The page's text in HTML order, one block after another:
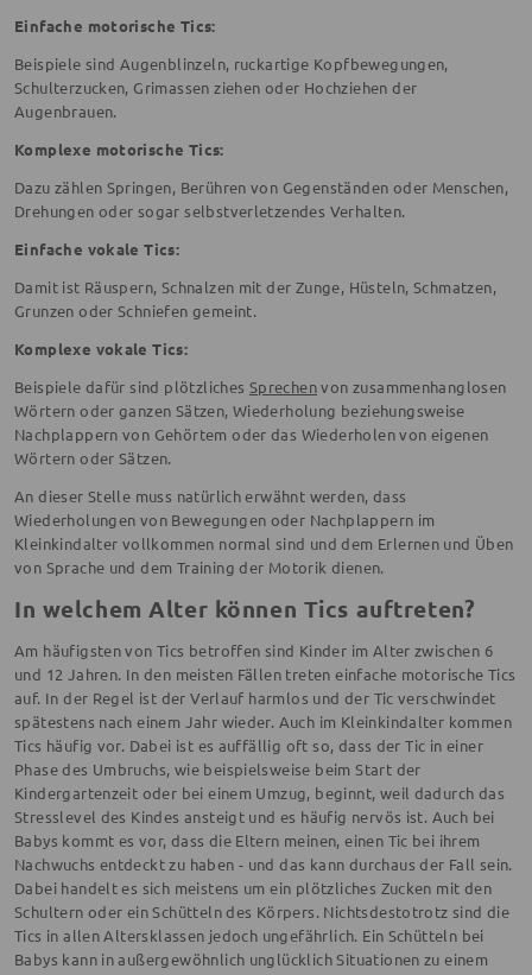
Einfache motorische Tics:
Beispiele sind Augenblinzeln, ruckartige Kopfbewegungen,
Schulterzucken, Grimassen ziehen oder Hochziehen der
Augenbrauen.
Komplexe motorische Tics:
Dazu zählen Springen, Berühren von Gegenständen oder Menschen,
Drehungen oder sogar selbstverletzendes Verhalten.
Einfache vokale Tics:
Damit ist Räuspern, Schnalzen mit der Zunge, Hüsteln, Schmatzen,
Grunzen oder Schniefen gemeint.
Komplexe vokale Tics:
Beispiele dafür sind plötzliches Sprechenvon zusammenhanglosen
Wörtern oder ganzen Sätzen, Wiederholung beziehungsweise
Nachplappern von Gehörtem oder das Wiederholen von eigenen
Wörtern oder Sätzen.
An dieser Stelle muss natürlich erwähnt werden, dass
Wiederholungen von Bewegungen oder Nachplappern im
Kleinkindalter vollkommen normal sind und dem Erlernen und Üben
von Sprache und dem Training der Motorik dienen.
In welchem Alter können Tics auftreten?
Am häufigsten von Tics betroffen sind Kinder im Alter zwischen 6
und 12 Jahren. In den meisten Fällen treten einfache motorische Tics
auf. In der Regel ist der Verlauf harmlos und der Tic verschwindet
spätestens nach einem Jahr wieder. Auch im Kleinkindalter kommen
Tics häufig vor. Dabei ist es auffällig oft so, dass der Tic in einer
Phase des Umbruchs, wie beispielsweise beim Start der
Kindergartenzeit oder bei einem Umzug, beginnt, weil dadurch das
Stresslevel des Kindes ansteigt und es häufig nervös ist. Auch bei
Babys kommt es vor, dass die Eltern meinen, einen Tic bei ihrem
Nachwuchs entdeckt zu haben - und das kann durchaus der Fall sein.
Dabei handelt es sich meistens um ein plötzliches Zucken mit den
Schultern oder ein Schütteln des Körpers. Nichtsdestotrotz sind die
Tics in allen Altersklassen jedoch ungefährlich. Ein Schütteln bei
Babys kann in außergewöhnlich unglücklich Situationen zu einem